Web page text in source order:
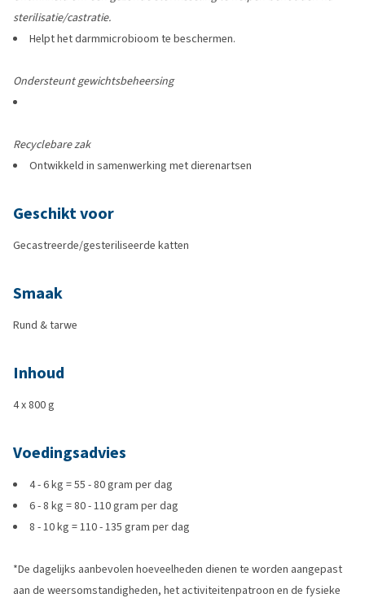
sterilisatie/castratie.
Helpt het darmmicrobioom te beschermen.
Ondersteunt gewichtsbeheersing
Recyclebare zak
Ontwikkeld in samenwerking met dierenartsen
Geschikt voor
Gecastreerde/gesteriliseerde katten
Smaak
Rund & tarwe
Inhoud
4 x 800 g
Voedingsadvies
4 - 6 kg = 55 - 80 gram per dag
6 - 8 kg = 80 - 110 gram per dag
8 - 10 kg = 110 - 135 gram per dag
*De dagelijks aanbevolen hoeveelheden dienen te worden aangepast
aan de weersomstandigheden, het activiteitenpatroon en de fysieke